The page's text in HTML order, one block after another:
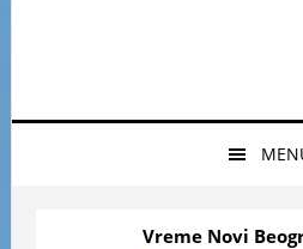
Vreme Novi